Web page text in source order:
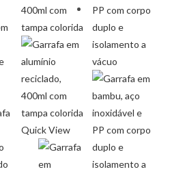
Quick View